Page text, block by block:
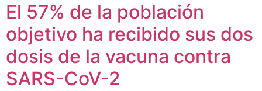
El 57% de la población
objetivo ha recibido sus dos
dosis de la vacuna contra
SARS-CoV-2